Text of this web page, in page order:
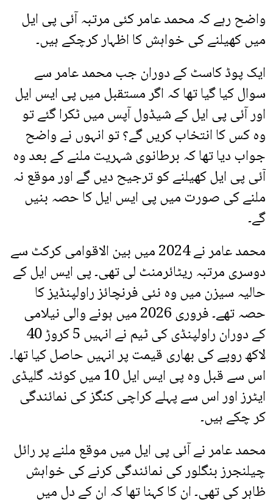
واضح رہے کہ محمد عامر کئی مرتبہ آئی پی ایل
میں کھیلنے کی خواہش کا اظہار کرچکے ہیں۔
ایک پوڈ کاسٹ کے دوران جب محمد عامر سے
سوال کیا گیا تھا کہ اگر مستقبل میں پی ایس ایل
اور آئی پی ایل کے شیڈول آپس میں ٹکرا گئے تو
وہ کس کا انتخاب کریں گے؟ تو انہوں نے واضح
جواب دیا تھا کہ برطانوی شہریت ملنے کے بعد وہ
آئی پی ایل کھیلنے کو ترجیح دیں گے اور موقع نہ
ملنے کی صورت میں پی ایس ایل کا حصہ بنیں
گے۔
محمد عامر نے 2024 میں بین الاقوامی کرکٹ سے
دوسری مرتبہ ریٹائرمنٹ لی تھی۔ پی ایس ایل کے
حالیہ سیزن میں وہ نئی فرنچائز راولپنڈیز کا
حصہ تھے۔ فروری 2026 میں ہونے والی نیلامی
کے دوران راولپنڈی کی ٹیم نے انہیں 5 کروڑ 40
لاکھ روپے کی بھاری قیمت پر انہیں حاصل کیا تھا۔
اس سے قبل وہ پی ایس ایل 10 میں کوئٹہ گلیڈی
ایٹرز اور اس سے پہلے کراچی کنگز کی نمائندگی
کر چکے ہیں۔
محمد عامر نے آئی پی ایل میں موقع ملنے پر رائل
چیلنجرز بنگلور کی نمائندگی کرنے کی خواہش
ظاہر کی تھی۔ ان کا کہنا تھا کہ ان کے دل میں